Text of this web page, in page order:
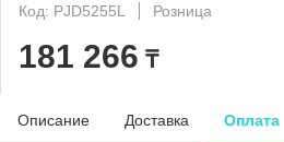
Код: PJD5255L
Розница
181 266 ₸
Описание Доставка Оплата